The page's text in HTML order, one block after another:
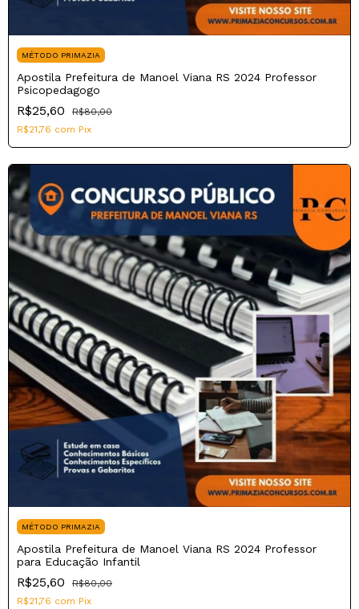
MÉTODO PRIMAZIA
Apostila Prefeitura de Manoel Viana RS 2024 Professor
Psicopedagogo
R$25,60
R$80,00
R$21,76 com Pix
MÉTODO PRIMAZIA
Apostila Prefeitura de Manoel Viana RS 2024 Professor
para Educação Infantil
R$25,60
R$80,00
R$21,76 com Pix